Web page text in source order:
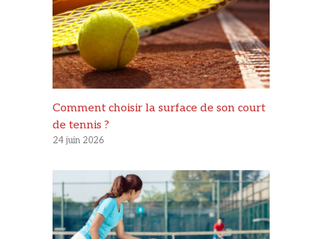
Comment choisir la surface de son court
de tennis ?
24 juin 2026